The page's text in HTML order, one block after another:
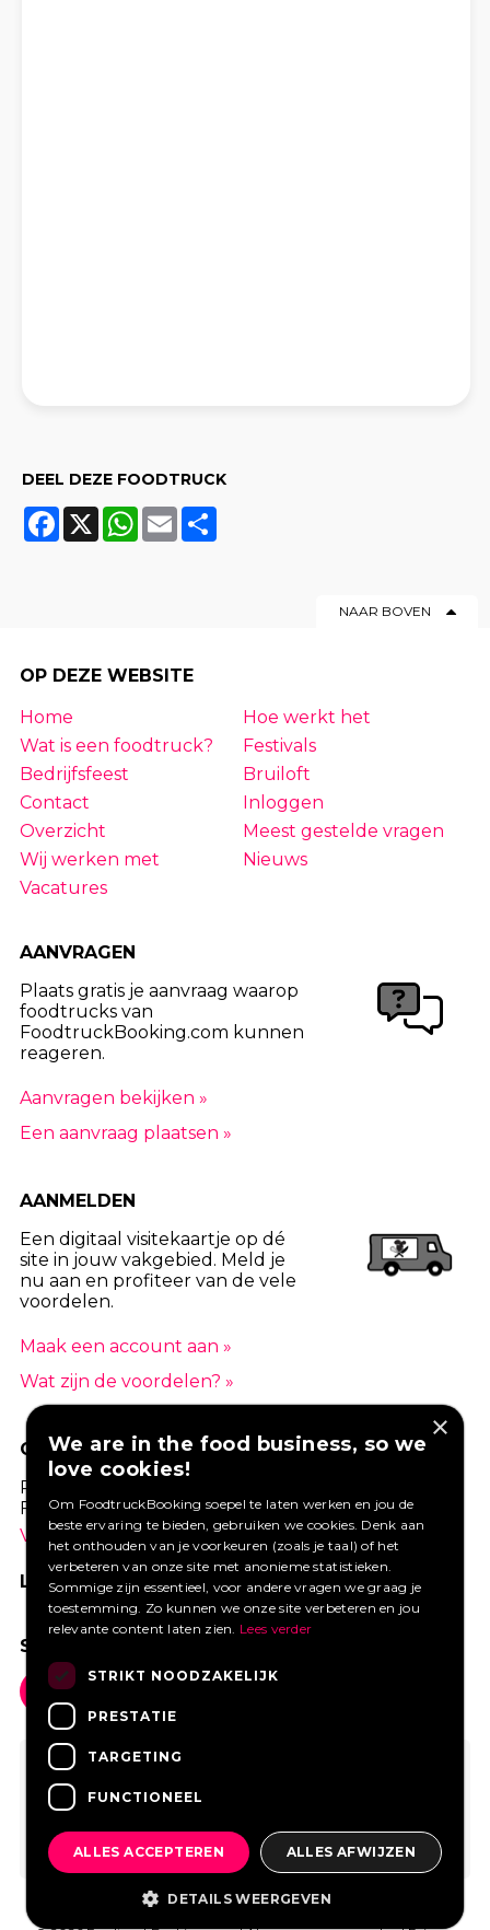
DEEL DEZE FOODTRUCK
Facebook
X WhatsApp
Email
NAAR BOVEN
OP DEZE WEBSITE
Home
Hoe werkt het
Wat is een foodtruck?
Festivals
Bedrijfsfeest
Bruiloft
Contact
Inloggen
Overzicht
Meest gestelde vragen
Wij werken met
Nieuws
Vacatures
AANVRAGEN
Plaats gratis je aanvraag waarop
foodtrucks van
FoodtruckBooking.com kunnen
reageren.
Aanvragen bekijken »
Een aanvraag plaatsen »
AANMELDEN
Een digitaal visitekaartje op dé
site in jouw vakgebied. Meld je
nu aan en profiteer van de vele
voordelen.
Maak een account aan »
Wat zijn de voordelen? »
GOED VERZEKERD ONDERNEMEN?
Profiteer van een aantrekkelijke premie via
Foodtruckbooking.
Vraag een offerte aan.
LIKE ONS OP FACEBOOK
SOCIAL MEDIA
×
We are in the food business, so we
love cookies!
Om FoodtruckBooking soepel te laten werken en jou de
beste ervaring te bieden, gebruiken we cookies. Denk aan
het onthouden van je voorkeuren (zoals je taal) of het
verbeteren van onze site met anonieme statistieken.
Sommige zijn essentieel, voor andere vragen we graag je
toestemming. Zo kunnen we onze site verbeteren en jou
relevante content laten zien. Lees verder
STRIKT NOODZAKELIJK
PRESTATIE
TARGETING
FUNCTIONEEL
ALLES ACCEPTEREN ALLES AFWIJZEN
DETAILS WEERGEVEN